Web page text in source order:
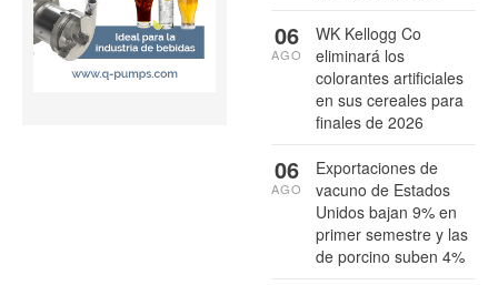
WK Kellogg Co
eliminará los
colorantes artificiales
en sus cereales para
finales de 2026
06
AGO
Exportaciones de
vacuno de Estados
Unidos bajan 9% en
primer semestre y las
de porcino suben 4%
06
AGO